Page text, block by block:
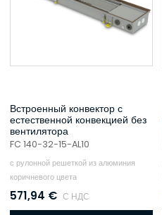
Встроенный конвектор с
естественной конвекцией без
вентилятора
FC 140-32-15-AL10
с рулонной решеткой из алюминия
коричневого цвета
571,94 € С НДС